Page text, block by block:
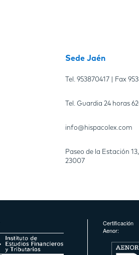
Sede Jaén
Tel.953870417 | Fax
Tel. Guardia 24 horas
info@hispacolex.com
Paseo de la Estación
23007
Certificación
Aenor: